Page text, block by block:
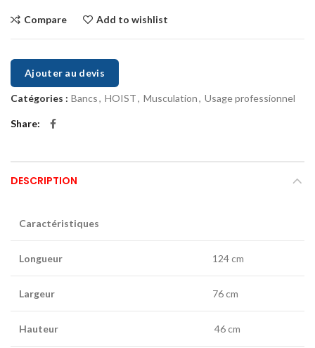
Compare Add to wishlist
Ajouter au devis
Catégories : Bancs, HOIST, Musculation, Usage professionnel
Share
DESCRIPTION
Caractéristiques
Longueur 124 cm
Largeur 76 cm
Hauteur 46 cm